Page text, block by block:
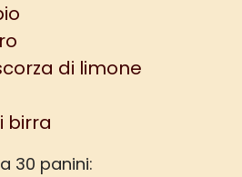
di limone
birra
30 panini: